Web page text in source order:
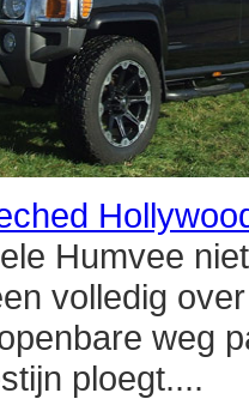
Humvee
volledig
weg
ploegt....